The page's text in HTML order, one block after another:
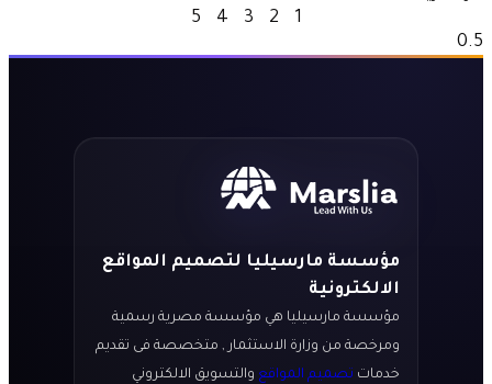
1
2
3
4
5
مؤسسة مارسيليا لتصميم المواقع
الالكترونية
مؤسسة مارسيليا هي مؤسسة مصرية رسمية
ومرخصة من وزارة الاستثمار , متخصصة فى تقديم
خدمات تصميم المواقع والتسويق الالكتروني